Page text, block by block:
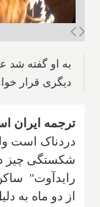
به او گفته شد
دیگری قرار
ترجمه ایران
درد‌ناک است
شکستگی چیز
از دو ماه به